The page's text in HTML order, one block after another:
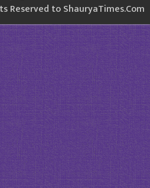
Reserved to ShauryaTimes.Com